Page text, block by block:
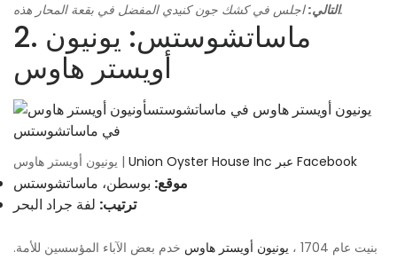
التالي:اجلس في كشك جون كنيدي المفضل في بقعة المحار هذه.
2. ماساتشوستس: يونيون
أويستر هاوس
يونيون أويستر هاوس | Union Oyster House Inc عبر Facebook
موقع: بوسطن، ماساتشوستس
ترتيب: لفة جراد البحر
بنيت عام 1704 ، يونيون أويستر هاوس خدم بعض الآباء المؤسسين للأمة.